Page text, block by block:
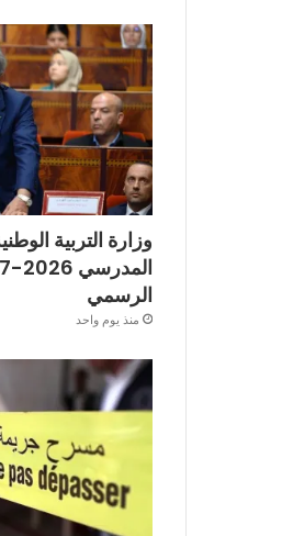
وزارة التربية
الرسمي
منذ يوم واحد